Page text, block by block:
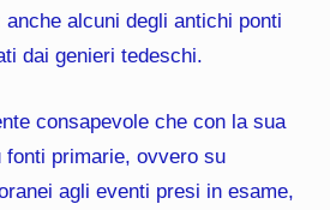
anche alcuni degli antichi ponti
dai genieri tedeschi.
consapevole che con la sua
primarie, ovvero su
agli eventi presi in esame,